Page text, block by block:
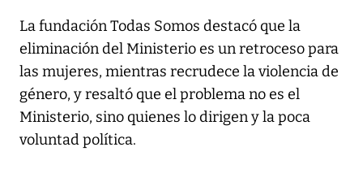
La fundación Todas Somos destacó que la
eliminación del Ministerio es un retroceso para
las mujeres, mientras recrudece la violencia de
género, y resaltó que el problema no es el
Ministerio, sino quienes lo dirigen y la poca
voluntad política.